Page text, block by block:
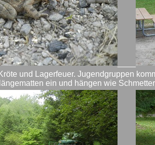
und Lagerfeuer. Jugendgruppen
ein und hängen wie